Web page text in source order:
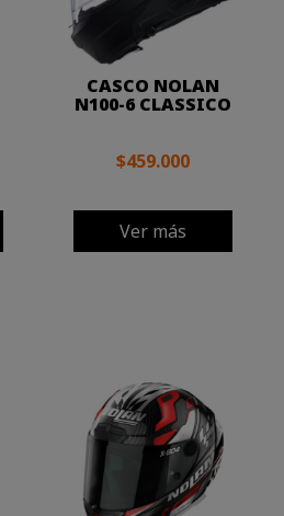
CASCO NOLAN
N100-6 CLASSICO
$459.000
Ver más